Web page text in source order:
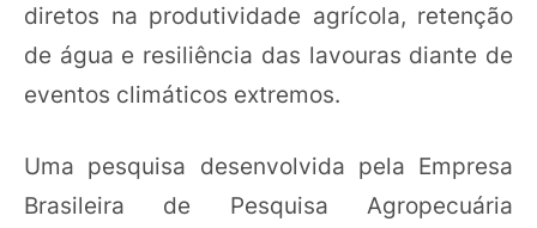
diretos na produtividade agrícola, retenção
de água e resiliência das lavouras diante de
eventos climáticos extremos.
Uma pesquisa desenvolvida pela Empresa
Brasileira de Pesquisa Agropecuária